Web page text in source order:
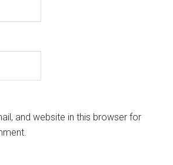
and website in this browser for